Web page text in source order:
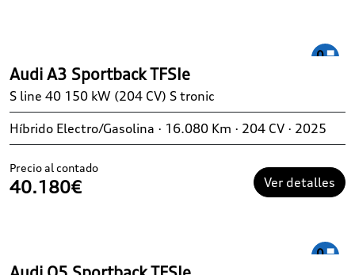
Audi A3 Sportback TFSIe
S line 40 150 kW (204 CV) S tronic
Híbrido Electro/Gasolina · 16.080 Km · 204 CV · 2025
Precio al contado
40.180€ Ver detalles